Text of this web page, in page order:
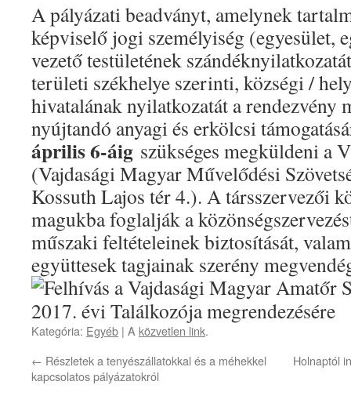
A pályázati beadványt, amelynek
képviselő jogi személyiség (egyesület,
vezető testületének
területi székhelye szerinti, községi /
hivatalának nyilatkozatát a rendezvény
nyújtandó anyagi és erkölcsi
április 6-áig szükséges megküldeni a
(Vajdasági Magyar Művelődési
Kossuth Lajos tér 4.). A társszervezői
magukba foglalják a
műszaki feltételeinek biztosítását,
együttesek tagjainak szerény
Kategória: Egyéb | A közvetlen link.
← Részletek a tenyészállatokkal és a méhekkel
kapcsolatos pályázatokról
Holnaptól